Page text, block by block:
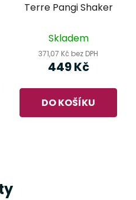
Terre Pangi Shaker
Skladem
371,07 Kč bez DPH
449 Kč
DO KOŠÍKU